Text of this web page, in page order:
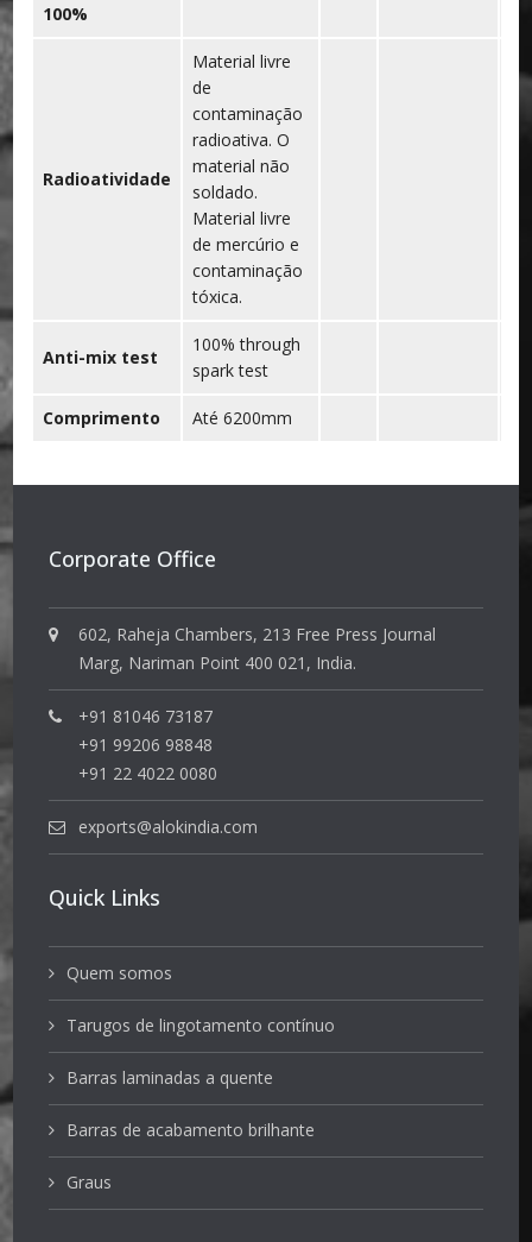
100%
Radioatividade
Material livre
de
contaminação
radioativa. O
material não
soldado.
Material livre
de mercúrio e
contaminação
tóxica.
Anti-mix test
100% through
spark test
Comprimento Até 6200mm
Corporate Office
602, Raheja Chambers, 213 Free Press Journal
Marg, Nariman Point 400 021, India.
+91 81046 73187
+91 99206 98848
+91 22 4022 0080
exports@alokindia.com
Quick Links
Quem somos
Tarugos de lingotamento contínuo
Barras laminadas a quente
Barras de acabamento brilhante
Graus